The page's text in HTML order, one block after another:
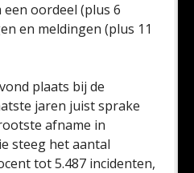
oordeel (plus 6
en meldingen (plus 11
plaats bij de
jaren juist sprake
afname in
steeg het aantal
tot 5.487 incidenten,